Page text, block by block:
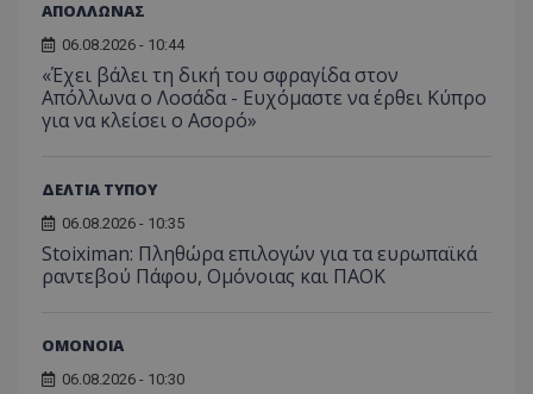
ΑΠΟΛΛΩΝΑΣ
06.08.2026 - 10:44
«Έχει βάλει τη δική του σφραγίδα στον
Απόλλωνα ο Λοσάδα - Ευχόμαστε να έρθει Κύπρο
για να κλείσει ο Ασορό»
ΔΕΛΤΙΑ ΤΥΠΟΥ
06.08.2026 - 10:35
Stoiximan: Πληθώρα επιλογών για τα ευρωπαϊκά
ραντεβού Πάφου, Ομόνοιας και ΠΑΟΚ
ΟΜΟΝΟΙΑ
06.08.2026 - 10:30